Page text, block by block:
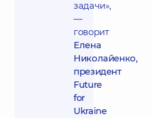
задачи»,
—
говорит
Елена
Николайенко,
президент
Future
for
Ukraine